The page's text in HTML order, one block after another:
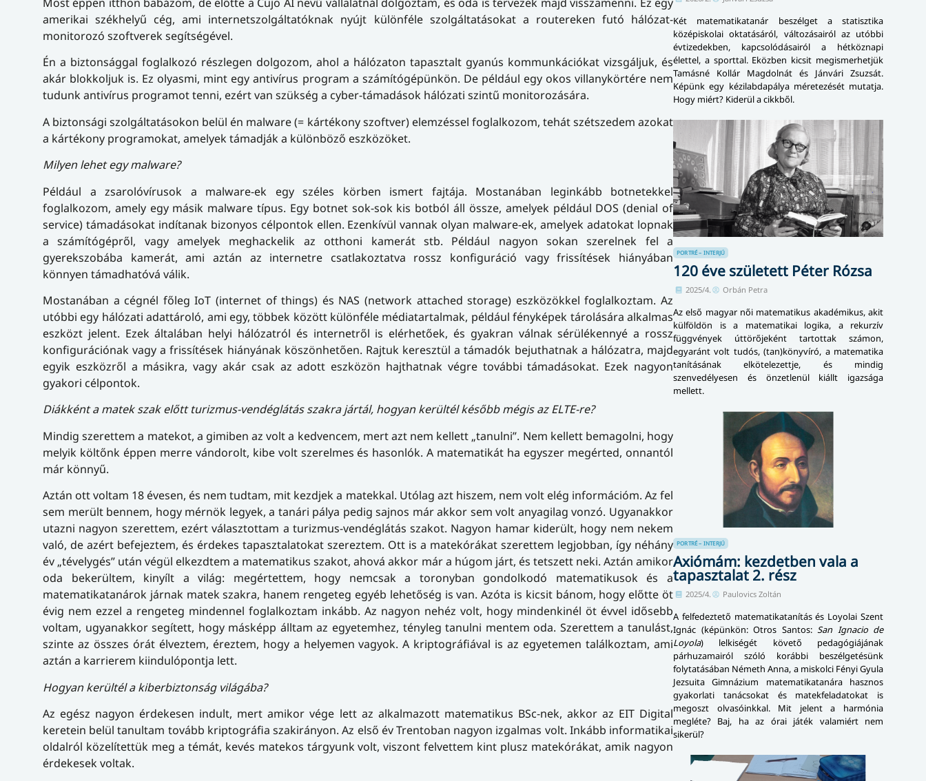
amerikai székhelyű cég, ami internetszolgáltatóknak nyújt különféle szolgáltatásokat a routereken futó hálózat-
monitorozó szoftverek segítségével.
Én a biztonsággal foglalkozó részlegen dolgozom, ahol a hálózaton tapasztalt gyanús kommunkációkat vizsgáljuk, és
akár blokkoljuk is. Ez olyasmi, mint egy antivírus program a számítógépünkön. De például egy okos villanykörtére nem
tudunk antivírus programot tenni, ezért van szükség a cyber-támadások hálózati szintű monitorozására.
A biztonsági szolgáltatásokon belül én malware (= kártékony szoftver) elemzéssel foglalkozom, tehát szétszedem azokat
a kártékony programokat, amelyek támadják a különböző eszközöket.
Milyen lehet egy malware?
Például a zsarolóvírusok a malware-ek egy széles körben ismert fajtája. Mostanában leginkább botnetekkel
foglalkozom, amely egy másik malware típus. Egy botnet sok-sok kis botból áll össze, amelyek például DOS (denial of
service) támadásokat indítanak bizonyos célpontok ellen. Ezenkívül vannak olyan malware-ek, amelyek adatokat lopnak
a számítógépről, vagy amelyek meghackelik az otthoni kamerát stb. Például nagyon sokan szerelnek fel a
gyerekszobába kamerát, ami aztán az internetre csatlakoztatva rossz konfiguráció vagy frissítések hiányában
könnyen támadhatóvá válik.
Mostanában a cégnél főleg IoT (internet of things) és NAS (network attached storage) eszközökkel foglalkoztam. Az
utóbbi egy hálózati adattároló, ami egy, többek között különféle médiatartalmak, például fényképek tárolására alkalmas
eszközt jelent. Ezek általában helyi hálózatról és internetről is elérhetőek, és gyakran válnak sérülékennyé a rossz
konfigurációnak vagy a frissítések hiányának köszönhetően. Rajtuk keresztül a támadók bejuthatnak a hálózatra, majd
egyik eszközről a másikra, vagy akár csak az adott eszközön hajthatnak végre további támadásokat. Ezek nagyon
gyakori célpontok.
Diákként a matek szak előtt turizmus-vendéglátás szakra jártál, hogyan kerültél később mégis az ELTE-re?
Mindig szerettem a matekot, a gimiben az volt a kedvencem, mert azt nem kellett „tanulni”. Nem kellett bemagolni, hogy
melyik költőnk éppen merre vándorolt, kibe volt szerelmes és hasonlók. A matematikát ha egyszer megérted, onnantól
már könnyű.
Aztán ott voltam 18 évesen, és nem tudtam, mit kezdjek a matekkal. Utólag azt hiszem, nem volt elég információm. Az fel
sem merült bennem, hogy mérnök legyek, a tanári pálya pedig sajnos már akkor sem volt anyagilag vonzó. Ugyanakkor
utazni nagyon szerettem, ezért választottam a turizmus-vendéglátás szakot. Nagyon hamar kiderült, hogy nem nekem
való, de azért befejeztem, és érdekes tapasztalatokat szereztem. Ott is a matekórákat szerettem legjobban, így néhány
év „tévelygés” után végül elkezdtem a matematikus szakot, ahová akkor már a húgom járt, és tetszett neki. Aztán amikor
oda bekerültem, kinyílt a világ: megértettem, hogy nemcsak a toronyban gondolkodó matematikusok és a
matematikatanárok járnak matek szakra, hanem rengeteg egyéb lehetőség is van. Azóta is kicsit bánom, hogy előtte öt
évig nem ezzel a rengeteg mindennel foglalkoztam inkább. Az nagyon nehéz volt, hogy mindenkinél öt évvel idősebb
voltam, ugyanakkor segített, hogy másképp álltam az egyetemhez, tényleg tanulni mentem oda. Szerettem a tanulást,
szinte az összes órát élveztem, éreztem, hogy a helyemen vagyok. A kriptográfiával is az egyetemen találkoztam, ami
aztán a karrierem kiindulópontja lett.
Hogyan kerültél a kiberbiztonság világába?
Az egész nagyon érdekesen indult, mert amikor vége lett az alkalmazott matematikus BSc-nek, akkor az EIT Digital
keretein belül tanultam tovább kriptográfia szakirányon. Az első év Trentoban nagyon izgalmas volt. Inkább informatikai
oldalról közelítettük meg a témát, kevés matekos tárgyunk volt, viszont felvettem kint plusz matekórákat, amik nagyon
érdekesek voltak.
Két matematikatanár beszélget a statisztika
középiskolai oktatásáról, változásairól az utóbbi
évtizedekben, kapcsolódásairól a hétköznapi
élettel, a sporttal. Eközben kicsit megismerhetjük
Tamásné Kollár Magdolnát és Jánvári Zsuzsát.
Képünk egy kézilabdapálya méretezését mutatja.
Hogy miért? Kiderül a cikkből.
PORTRÉ – INTERJÚ
120 éve született Péter Rózsa
2025/4. Orbán Petra
Az első magyar női matematikus akadémikus, akit
külföldön is a matematikai logika, a rekurzív
függvények úttörőjeként tartottak számon,
egyaránt volt tudós, (tan)könyvíró, a matematika
tanításának elkötelezettje, és mindig
szenvedélyesen és önzetlenül kiállt igazsága
mellett.
PORTRÉ – INTERJÚ
Axiómám: kezdetben vala a
tapasztalat 2. rész
2025/4. Paulovics Zoltán
A felfedeztető matematikatanítás és Loyolai Szent
Ignác (képünkön: Otros Santos: San Ignacio de
Loyola) lelkiségét követő pedagógiájának
párhuzamairól szóló korábbi beszélgetésünk
folytatásában Németh Anna, a miskolci Fényi Gyula
Jezsuita Gimnázium matematikatanára hasznos
gyakorlati tanácsokat és matekfeladatokat is
megoszt olvasóinkkal. Mit jelent a harmónia
megléte? Baj, ha az órai játék valamiért nem
sikerül?